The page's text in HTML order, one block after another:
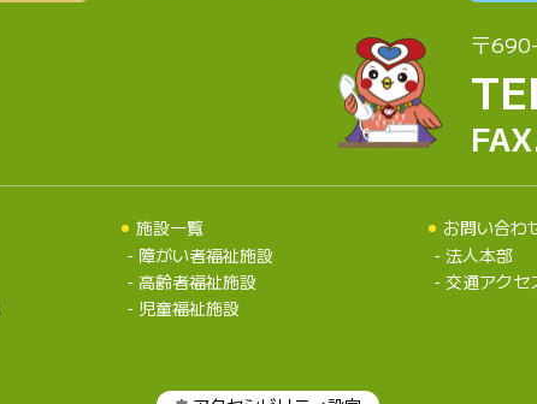
〒
施設一覧
障がい者福祉施設
高齢者福祉施設
児童福祉施設
お問い合わ
法人本部
交通アクセ